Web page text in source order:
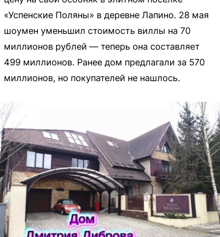
«Успенские Поляны» в деревне Лапино. 28 мая
шоумен уменьшил стоимость виллы на 70
миллионов рублей — теперь она составляет
499 миллионов. Ранее дом предлагали за 570
миллионов, но покупателей не нашлось.